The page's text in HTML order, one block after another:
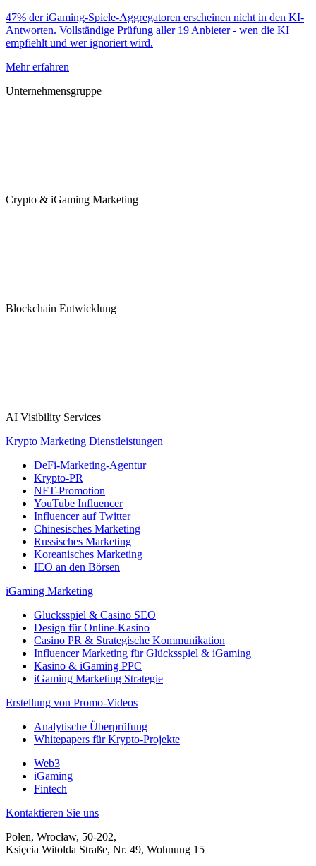
47% der iGaming-Spiele-Aggregatoren erscheinen nicht in den KI-
Antworten. Vollständige Prüfung aller 19 Anbieter - wen die KI
empfiehlt und wer ignoriert wird.
Mehr erfahren
Unternehmensgruppe
Crypto & iGaming Marketing
Blockchain Entwicklung
AI Visibility Services
Krypto Marketing Dienstleistungen
DeFi-Marketing-Agentur
Krypto-PR
NFT-Promotion
YouTube Influencer
Influencer auf Twitter
Chinesisches Marketing
Russisches Marketing
Koreanisches Marketing
IEO an den Börsen
iGaming Marketing
Glücksspiel & Casino SEO
Design für Online-Kasino
Casino PR & Strategische Kommunikation
Influencer Marketing für Glücksspiel & iGaming
Kasino & iGaming PPC
iGaming Marketing Strategie
Erstellung von Promo-Videos
Analytische Überprüfung
Whitepapers für Krypto-Projekte
Web3
iGaming
Fintech
Kontaktieren Sie uns
Polen, Wrocław, 50-202,
Księcia Witolda Straße, Nr. 49, Wohnung 15